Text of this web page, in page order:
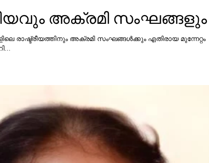
അക്രമി സംഘങ്ങളും
രാഷ്ട്രീയത്തിനും അക്രമി സംഘങ്ങൾക്കും എതിരായ മുന്നേറ്റം